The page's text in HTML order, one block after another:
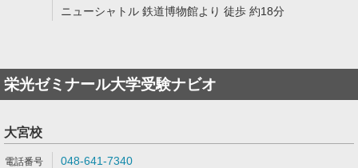
ニューシャトル 鉄道博物館より 徒歩 約18分
栄光ゼミナール大学受験ナビオ
大宮校
048-641-7340